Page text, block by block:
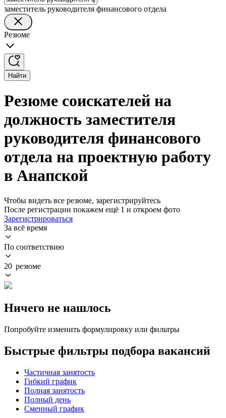
заместитель руководителя финансового отдела
Резюме
Найти
Резюме соискателей на
должность заместителя
руководителя финансового
отдела на проектную работу
в Анапской
Чтобы видеть все резюме, зарегистрируйтесь
После регистрации покажем ещё 1 и откроем фото
Зарегистрироваться
За всё время
По соответствию
20 резюме
Ничего не нашлось
Попробуйте изменить формулировку или фильтры
Быстрые фильтры подбора вакансий
Частичная занятость
Гибкий график
Полная занятость
Полный день
Сменный график